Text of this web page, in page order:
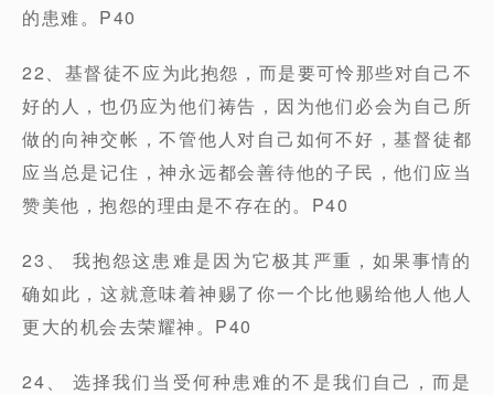
的患难。P40
22、基督徒不应为此抱怨，而是要可怜那些对自己不
好的人，也仍应为他们祷告，因为他们必会为自己所
做的向神交帐，不管他人对自己如何不好，基督徒都
应当总是记住，神永远都会善待他的子民，他们应当
赞美他，抱怨的理由是不存在的。P40
23、 我抱怨这患难是因为它极其严重，如果事情的
确如此，这就意味着神赐了你一个比他赐给他人他人
更大的机会去荣耀神。P40
24、 选择我们当受何种患难的不是我们自己，而是